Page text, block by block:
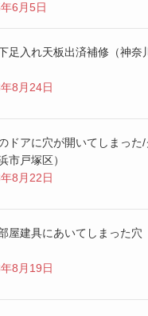
6月5日
足入れ天板出済補修（神奈
8月24日
ドアに穴が開いてしまった/
市戸塚区）
8月22日
屋建具にあいてしまった穴
8月19日